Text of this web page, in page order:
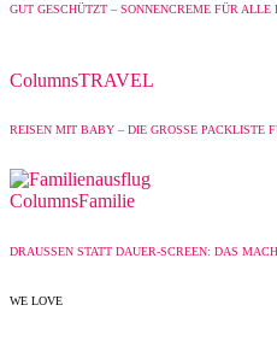
GUT GESCHÜTZT – SONNENCREME FÜR ALLE
ColumnsTRAVEL
REISEN MIT BABY – DIE GROSSE PACKLISTE
ColumnsFamilie
DRAUSSEN STATT DAUER-SCREEN: DAS
WE LOVE